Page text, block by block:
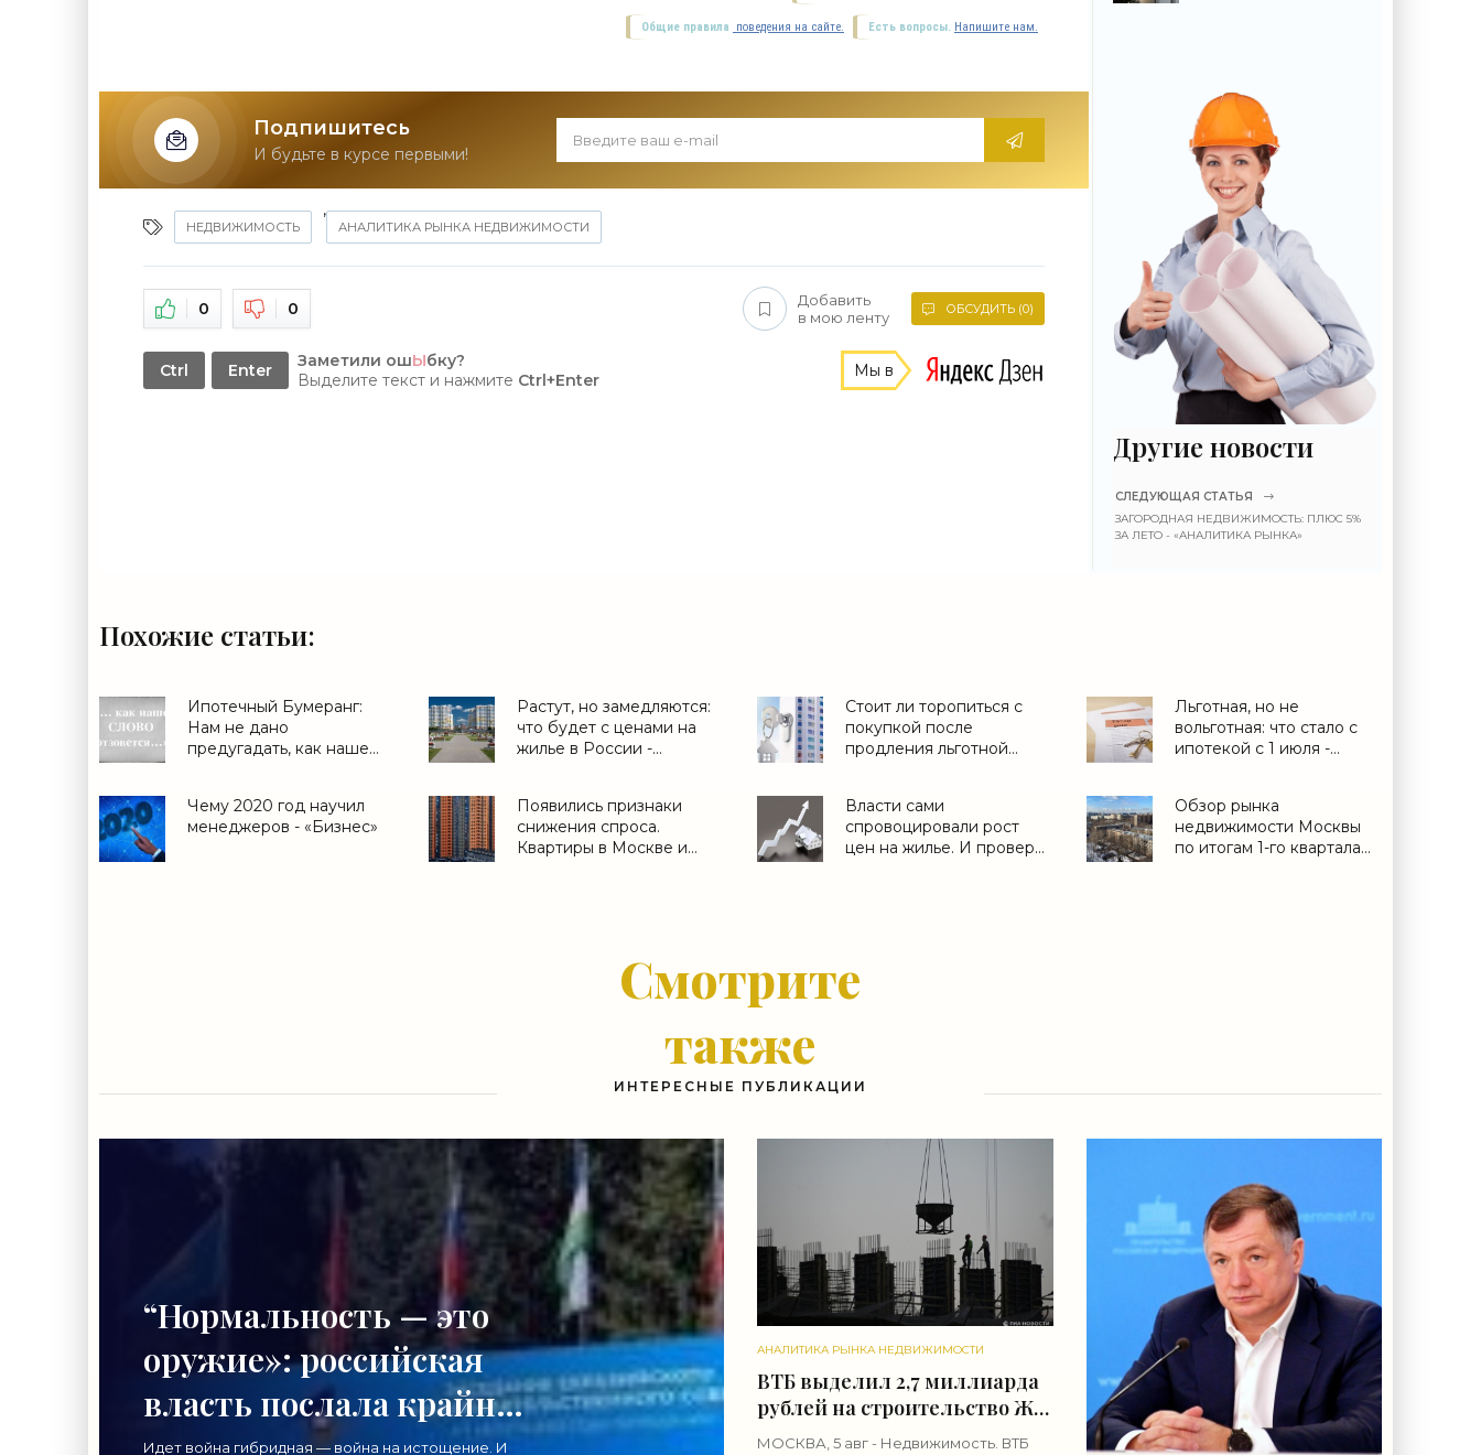
Есть вопросы. Напишите нам.
Общие правила поведения на сайте.
Подпишитесь
И будьте в курсе первыми!
НЕДВИЖИМОСТЬ
,
АНАЛИТИКА РЫНКА НЕДВИЖИМОСТИ
0 0
Добавить
в мою ленту
ОБСУДИТЬ (0)
Ctrl Enter Заметили ошЫбку?
Выделите текст и нажмите Ctrl+Enter Мы в
Другие новости
СЛЕДУЮЩАЯ СТАТЬЯ
ЗАГОРОДНАЯ НЕДВИЖИМОСТЬ: ПЛЮС 5%
ЗА ЛЕТО - «АНАЛИТИКА РЫНКА»
Похожие статьи:
Ипотечный Бумеранг:
Нам не дано
предугадать, как наше
Растут, но замедляются:
что будет с ценами на
жилье в России -
Стоит ли торопиться с
покупкой после
продления льготной
«Аналитика рынка»
Льготная, но не
вольготная: что стало с
ипотекой с 1 июля -
Чему 2020 год научил
менеджеров - «Бизнес»
Появились признаки
снижения спроса.
Квартиры в Москве и
Власти сами
спровоцировали рост
цен на жилье. И проверка
Обзор рынка
недвижимости Москвы
по итогам 1-го квартала
Смотрите
также
ИНТЕРЕСНЫЕ ПУБЛИКАЦИИ
“Нормальность — это
оружие»: российская
власть послала крайне
Идет война гибридная — война на истощение. И
АНАЛИТИКА РЫНКА НЕДВИЖИМОСТИ
ВТБ выделил 2,7 миллиарда
рублей на строительство ЖК
в Симферополе -
МОСКВА, 5 авг - Недвижимость. ВТБ